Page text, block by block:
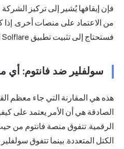
فإن إيقافها يُشير إلى تركيز الشركة
من الاعتماد على منصات أخرى.
فستحتاج إلى تثبيت تطبيق Solflare الأصلي لمواصلة التداول.
سولفلير ضد فانتوم: أي
هذه هي المقارنة التي جاء معظم
الصادقة هي أن الأمر يعتمد على
الرقمية. تتفوق منصة فانتوم من
الكتل المتعددة. بينما تتفوق